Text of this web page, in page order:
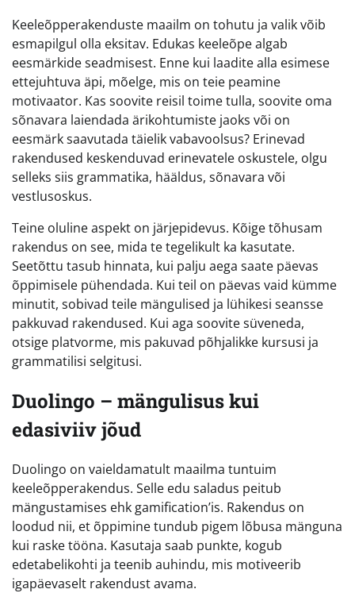
Keeleõpperakenduste maailm on tohutu ja valik võib
esmapilgul olla eksitav. Edukas keeleõpe algab
eesmärkide seadmisest. Enne kui laadite alla esimese
ettejuhtuva äpi, mõelge, mis on teie peamine
motivaator. Kas soovite reisil toime tulla, soovite oma
sõnavara laiendada ärikohtumiste jaoks või on
eesmärk saavutada täielik vabavoolsus? Erinevad
rakendused keskenduvad erinevatele oskustele, olgu
selleks siis grammatika, hääldus, sõnavara või
vestlusoskus.
Teine oluline aspekt on järjepidevus. Kõige tõhusam
rakendus on see, mida te tegelikult ka kasutate.
Seetõttu tasub hinnata, kui palju aega saate päevas
õppimisele pühendada. Kui teil on päevas vaid kümme
minutit, sobivad teile mängulised ja lühikesi seansse
pakkuvad rakendused. Kui aga soovite süveneda,
otsige platvorme, mis pakuvad põhjalikke kursusi ja
grammatilisi selgitusi.
Duolingo – mängulisus kui
edasiviiv jõud
Duolingo on vaieldamatult maailma tuntuim
keeleõpperakendus. Selle edu saladus peitub
mängustamises ehk gamification’is. Rakendus on
loodud nii, et õppimine tundub pigem lõbusa mänguna
kui raske tööna. Kasutaja saab punkte, kogub
edetabelikohti ja teenib auhindu, mis motiveerib
igapäevaselt rakendust avama.